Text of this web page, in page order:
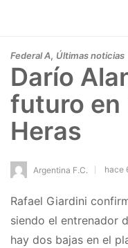
Federal A, Últimas noticias
Darío
futuro en
Heras
Argentina F.C. hace
Rafael Giardini
siendo el entrenador
hay dos bajas en el